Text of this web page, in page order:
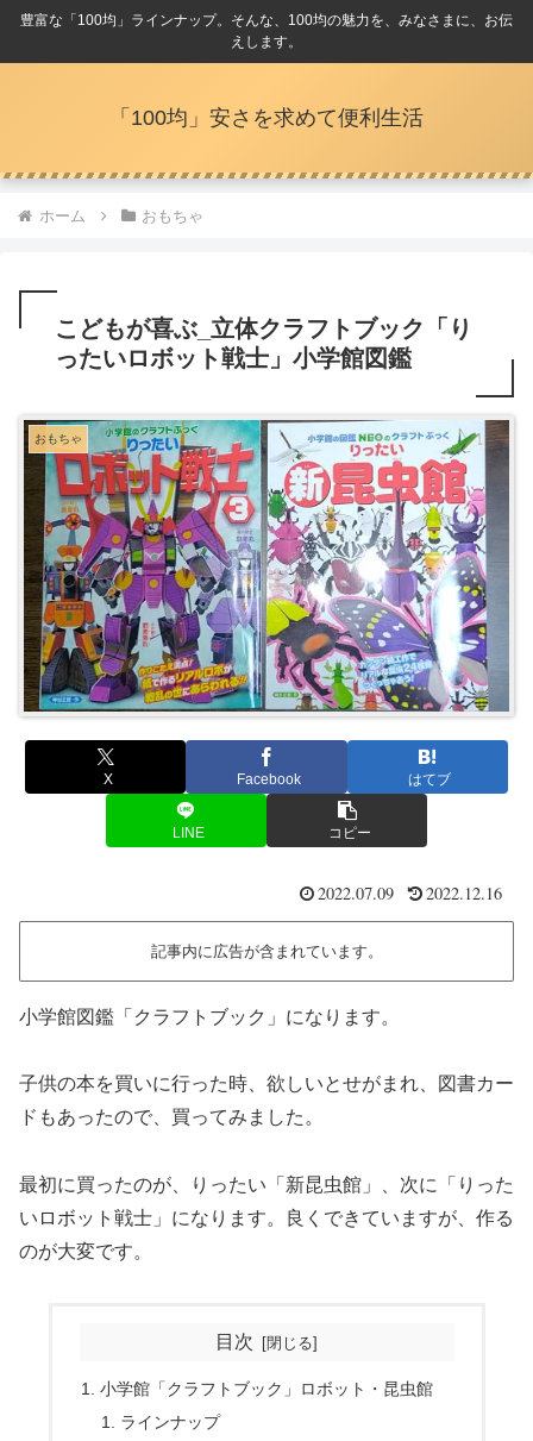
豊富な「100均」ラインナップ。そんな、100均の魅力を、みなさまに、お伝
えします。
「100均」安さを求めて便利生活
ホーム おもちゃ
こどもが喜ぶ_立体クラフトブック「り
ったいロボット戦士」小学館図鑑
おもちゃ
X Facebook はてブ
LINE コピー
2022.07.09 2022.12.16
記事内に広告が含まれています。
小学館図鑑「クラフトブック」になります。
子供の本を買いに行った時、欲しいとせがまれ、図書カー
ドもあったので、買ってみました。
最初に買ったのが、りったい「新昆虫館」、次に「りった
いロボット戦士」になります。良くできていますが、作る
のが大変です。
目次
小学館「クラフトブック」ロボット・昆虫館
ラインナップ